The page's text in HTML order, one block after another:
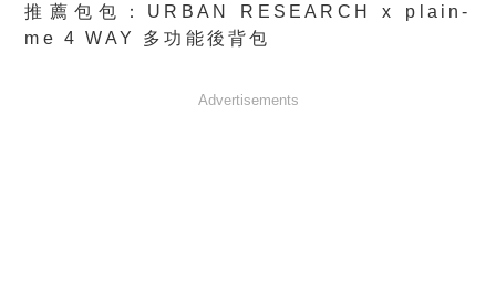
推薦包包： URBAN RESEARCH x plain-
me 4 WAY 多功能後背包
Advertisements